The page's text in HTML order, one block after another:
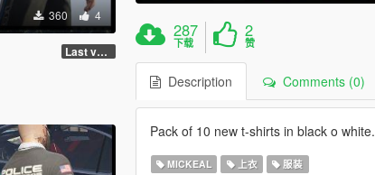
360 4
Last version
287
下载
2
赞
Description Comments (0)
Pack of 10 new t-shirts in black o white.
MICKEAL 上衣 服装